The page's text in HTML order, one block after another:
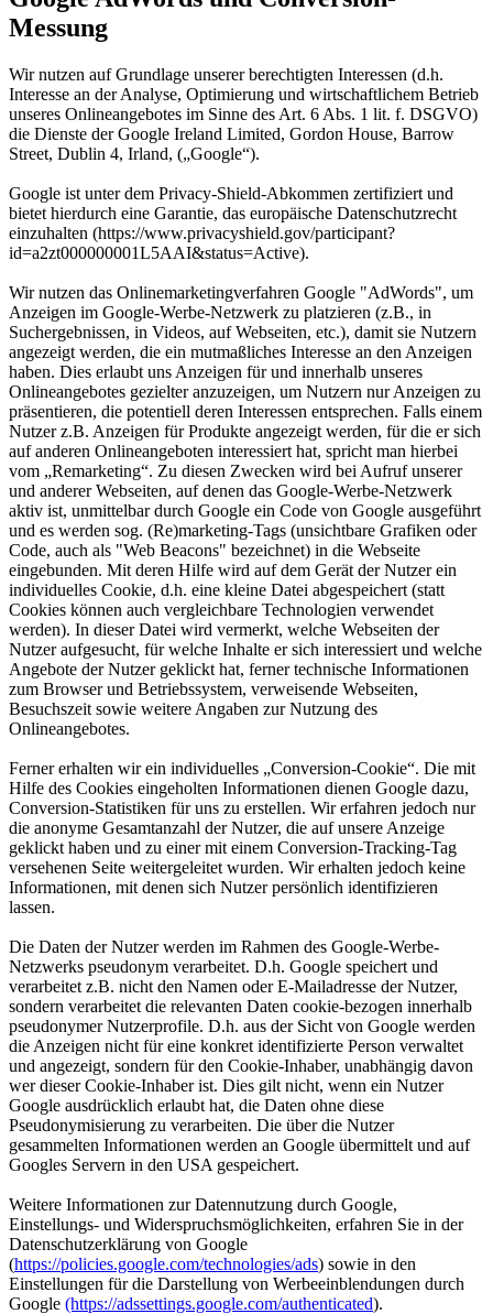
Messung
Wir nutzen auf Grundlage unserer berechtigten Interessen (d.h.
Interesse an der Analyse, Optimierung und wirtschaftlichem Betrieb
unseres Onlineangebotes im Sinne des Art. 6 Abs. 1 lit. f. DSGVO)
die Dienste der Google Ireland Limited, Gordon House, Barrow
Street, Dublin 4, Irland, („Google“).
Google ist unter dem Privacy-Shield-Abkommen zertifiziert und
bietet hierdurch eine Garantie, das europäische Datenschutzrecht
einzuhalten (https://www.privacyshield.gov/participant?
id=a2zt000000001L5AAI&status=Active).
Wir nutzen das Onlinemarketingverfahren Google "AdWords", um
Anzeigen im Google-Werbe-Netzwerk zu platzieren (z.B., in
Suchergebnissen, in Videos, auf Webseiten, etc.), damit sie Nutzern
angezeigt werden, die ein mutmaßliches Interesse an den Anzeigen
haben. Dies erlaubt uns Anzeigen für und innerhalb unseres
Onlineangebotes gezielter anzuzeigen, um Nutzern nur Anzeigen zu
präsentieren, die potentiell deren Interessen entsprechen. Falls einem
Nutzer z.B. Anzeigen für Produkte angezeigt werden, für die er sich
auf anderen Onlineangeboten interessiert hat, spricht man hierbei
vom „Remarketing“. Zu diesen Zwecken wird bei Aufruf unserer
und anderer Webseiten, auf denen das Google-Werbe-Netzwerk
aktiv ist, unmittelbar durch Google ein Code von Google ausgeführt
und es werden sog. (Re)marketing-Tags (unsichtbare Grafiken oder
Code, auch als "Web Beacons" bezeichnet) in die Webseite
eingebunden. Mit deren Hilfe wird auf dem Gerät der Nutzer ein
individuelles Cookie, d.h. eine kleine Datei abgespeichert (statt
Cookies können auch vergleichbare Technologien verwendet
werden). In dieser Datei wird vermerkt, welche Webseiten der
Nutzer aufgesucht, für welche Inhalte er sich interessiert und welche
Angebote der Nutzer geklickt hat, ferner technische Informationen
zum Browser und Betriebssystem, verweisende Webseiten,
Besuchszeit sowie weitere Angaben zur Nutzung des
Onlineangebotes.
Ferner erhalten wir ein individuelles „Conversion-Cookie“. Die mit
Hilfe des Cookies eingeholten Informationen dienen Google dazu,
Conversion-Statistiken für uns zu erstellen. Wir erfahren jedoch nur
die anonyme Gesamtanzahl der Nutzer, die auf unsere Anzeige
geklickt haben und zu einer mit einem Conversion-Tracking-Tag
versehenen Seite weitergeleitet wurden. Wir erhalten jedoch keine
Informationen, mit denen sich Nutzer persönlich identifizieren
lassen.
Die Daten der Nutzer werden im Rahmen des Google-Werbe-
Netzwerks pseudonym verarbeitet. D.h. Google speichert und
verarbeitet z.B. nicht den Namen oder E-Mailadresse der Nutzer,
sondern verarbeitet die relevanten Daten cookie-bezogen innerhalb
pseudonymer Nutzerprofile. D.h. aus der Sicht von Google werden
die Anzeigen nicht für eine konkret identifizierte Person verwaltet
und angezeigt, sondern für den Cookie-Inhaber, unabhängig davon
wer dieser Cookie-Inhaber ist. Dies gilt nicht, wenn ein Nutzer
Google ausdrücklich erlaubt hat, die Daten ohne diese
Pseudonymisierung zu verarbeiten. Die über die Nutzer
gesammelten Informationen werden an Google übermittelt und auf
Googles Servern in den USA gespeichert.
Weitere Informationen zur Datennutzung durch Google,
Einstellungs- und Widerspruchsmöglichkeiten, erfahren Sie in der
Datenschutzerklärung von Google
(https://policies.google.com/technologies/ads) sowie in den
Einstellungen für die Darstellung von Werbeeinblendungen durch
Google (https://adssettings.google.com/authenticated).